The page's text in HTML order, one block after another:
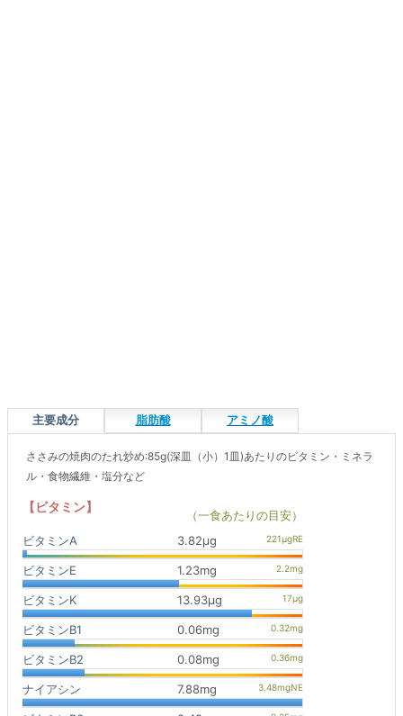
主要成分 脂肪酸 アミノ酸
ささみの焼肉のたれ炒め:85g(深皿（小）1皿)あたりのビタミン・ミネラ
ル・食物繊維・塩分など
【ビタミン】
（一食あたりの目安）
ビタミンA
3.82μg
ビタミンE 1.23mg
ビタミンK 13.93μg
ビタミンB1 0.06mg
ビタミンB2 0.08mg
ナイアシン 7.88mg